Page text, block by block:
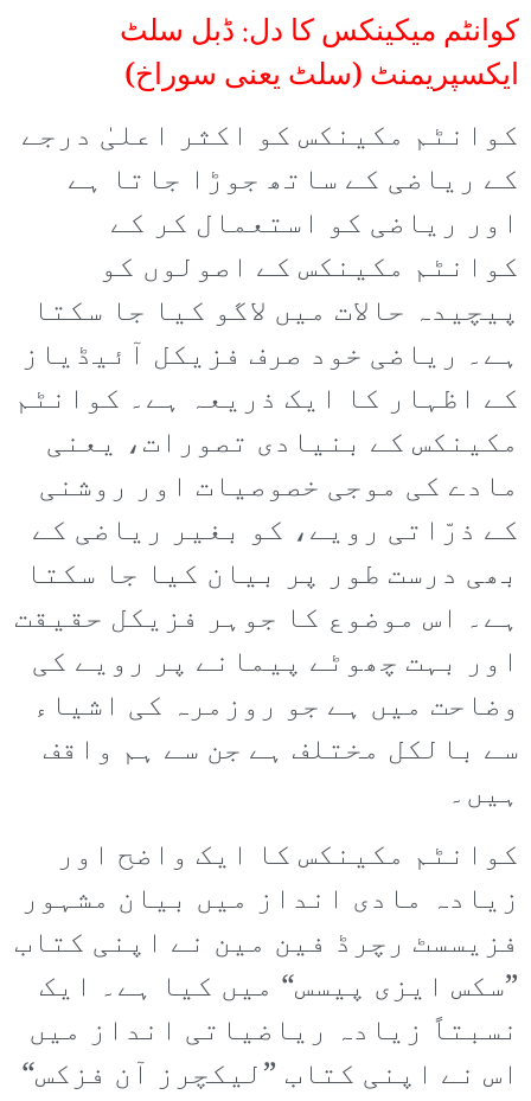
کوانٹم میکینکس کا دل: ڈبل سلٹ
ایکسپریمنٹ (سلٹ یعنی سوراخ)
کوانٹم مکینکس کو اکثر اعلیٰ درجے
کے ریاضی کے ساتھ جوڑا جاتا ہے
اور ریاضی کو استعمال کر کے
کوانٹم مکینکس کے اصولوں کو
پیچیدہ حالات میں لاگو کیا جا سکتا
ہے۔ ریاضی خود صرف فزیکل آئیڈیاز
کے اظہار کا ایک ذریعہ ہے۔ کوانٹم
مکینکس کے بنیادی تصورات، یعنی
مادے کی موجی خصوصیات اور روشنی
کے ذرّاتی رویے، کو بغیر ریاضی کے
بھی درست طور پر بیان کیا جا سکتا
ہے۔ اس موضوع کا جوہر فزیکل حقیقت
اور بہت چھوٹے پیمانے پر رویے کی
وضاحت میں ہے جو روزمرہ کی اشیاء
سے بالکل مختلف ہے جن سے ہم واقف
ہیں۔
کوانٹم مکینکس کا ایک واضح اور
زیادہ مادی انداز میں بیان مشہور
فزیسسٹ رچرڈ فین مین نے اپنی کتاب
”سکس ایزی پیسس“ میں کیا ہے۔ ایک
نسبتاً زیادہ ریاضیاتی انداز میں
اس نے اپنی کتاب ”لیکچرز آن فزکس“